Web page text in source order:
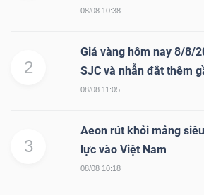
08/08 10:38
2
Giá vàng hôm nay 8/8/
SJC và nhẫn đắt thêm
08/08 11:05
3
Aeon rút khỏi mảng
lực vào Việt Nam
08/08 10:18